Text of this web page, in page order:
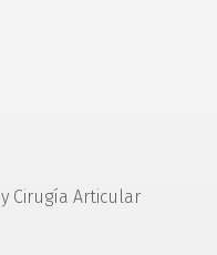
Cirugía Articular